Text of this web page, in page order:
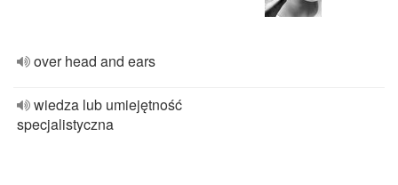
over head and ears
wiedza lub umiejętność
specjalistyczna